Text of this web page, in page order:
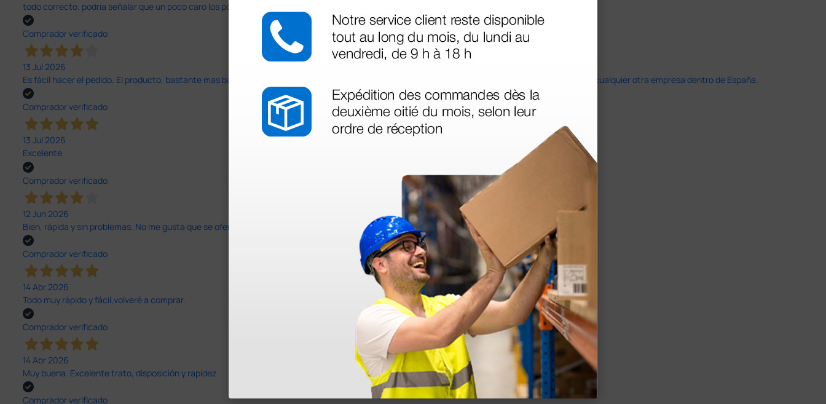
todo correcto. podria señalar que un poco caro los portes y el plazo de entrega se alarga.
Comprador verificado
13 Jul 2026
Es fácil hacer el pedido. El producto, bastante mas barato que en otras plataformas de material médico. Pero el envío cuesta más del doble que en cualquier otra empresa dentro de España.
Comprador verificado
13 Jul 2026
Excelente
Comprador verificado
12 Jun 2026
Bien, rápida y sin problemas. No me gusta que se oferten productos sin incluir el IVA que luego nos van a cobrar.
Comprador verificado
14 Abr 2026
Todo muy rápido y fácil,volveré a comprar.
Comprador verificado
14 Abr 2026
Muy buena. Excelente trato, disposición y rapidez
Comprador verificado